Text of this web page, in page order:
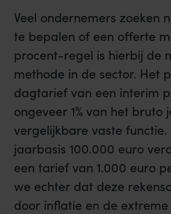
Veel ondernemers zoeken
te bepalen of een offerte
procent-regel is hierbij de
methode in de sector. Het
dagtarief van een interim
ongeveer 1% van het bruto
vergelijkbare vaste functie.
jaarbasis 100.000 euro
een tarief van 1.000 euro
we echter dat deze
door inflatie en de